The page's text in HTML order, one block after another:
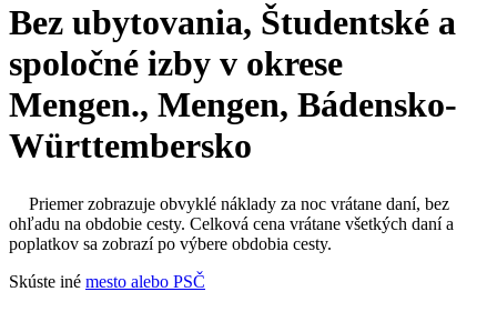
Bez ubytovania, Študentské a
spoločné izby v okrese
Mengen., Mengen, Bádensko-
Württembersko
Priemer zobrazuje obvyklé náklady za noc vrátane daní, bez
ohľadu na obdobie cesty. Celková cena vrátane všetkých daní a
poplatkov sa zobrazí po výbere obdobia cesty.
Skúste iné mesto alebo PSČ